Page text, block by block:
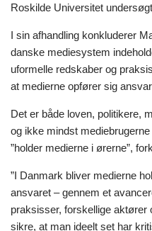
Roskilde Universitet
I sin afhandling konkluderer
danske mediesystem
uformelle redskaber og
at medierne opfører sig
Det er både loven, politikere,
og ikke mindst
”holder medierne i ørerne”,
”I Danmark bliver medierne
ansvaret – gennem et
praksisser, forskellige aktører
sikre, at man ideelt set har